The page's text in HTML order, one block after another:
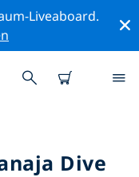
Liveaboard.
Dive